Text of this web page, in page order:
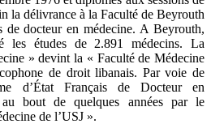
la délivrance à la Faculté de Beyrouth
de docteur en médecine. A Beyrouth,
les études de 2.891 médecins. La
» devint la « Faculté de Médecine
de droit libanais. Par voie de
d’État Français de Docteur en
bout de quelques années par le
de l’USJ ».